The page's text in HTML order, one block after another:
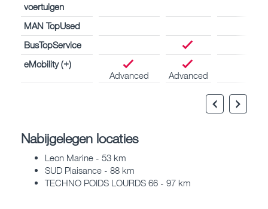
voertuigen
MAN TopUsed
BusTopService
eMobility (+)
Advanced
Advanced
Nabijgelegen locaties
Leon Marine - 53 km
SUD Plaisance - 88 km
TECHNO POIDS LOURDS 66 - 97 km